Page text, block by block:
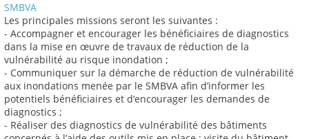
SMBVA
Les principales missions seront les suivantes :
- Accompagner et encourager les bénéficiaires de diagnostics
dans la mise en œuvre de travaux de réduction de la
vulnérabilité au risque inondation ;
- Communiquer sur la démarche de réduction de vulnérabilité
aux inondations menée par le SMBVA afin d’informer les
potentiels bénéficiaires et d’encourager les demandes de
diagnostics ;
- Réaliser des diagnostics de vulnérabilité des bâtiments